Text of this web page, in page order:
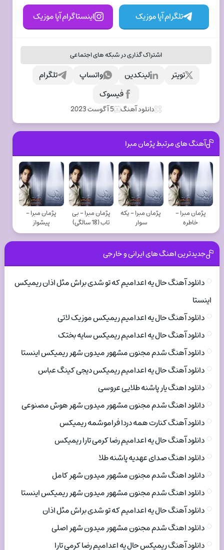
تلگرام آپا موزیک اینستاگرام آپا موزیک
اشتراک گذاری در شبکه های اجتماعی
تلگرام واتساپ لینکدین
تویتر
فیسوک
دانلود آهنگ 5 آگوست 2023
آهنگ های مرتبط پژمان مبرا
پژمان مبرا -
خاطره
پژمان مبرا - یکه
سوار
پژمان مبرا - بی
تاب (18 سالگی)
پژمان مبرا -
پیشواز
جدیدترین اهنگ های ایرانی و خارجی
دانلود آهنگ حال یه اعدامیم که تو شدی براش مثل اذان ریمیکس
اینستا
دانلود آهنگ حال یه اعدامیم ریمیکس موزیک لاتی
دانلود آهنگ حال یه اعدامیم ریمیکس سایه بختک
دانلود آهنگ شدم مجنون مشهور میدون شهر ریمیکس اینستا
دانلود آهنگ حال یه اعدامیم ریمیکس دیجی کینگ عباس
دانلود اهنگ یار پاشنه طلایی عروسی
دانلود اهنگ شدم مجنون مشهور میدون شهر هوش مصنوعی
دانلود آهنگ کنارت همه دردا فراموشمه ریمیکس
دانلود آهنگ حال یه اعدامیم رضا کرمی تارا ریمیکس
دانلود اهنگ صدای عهدیه پاشنه طلا
دانلود اهنگ شدم مجنون مشهور میدون شهر کامل
دانلود اهنگ شدم مجنون مشهور میدون شهر ریمیکس اینستا
دانلود آهنگ حال یه اعدامیم که تو شدی براش مثل اذان
دانلود اهنگ شدم مجنون مشهور میدون شهر اصلی
دانلود آهنگ ریمیکس حال یه اعدامیم رضا کرمی تارا